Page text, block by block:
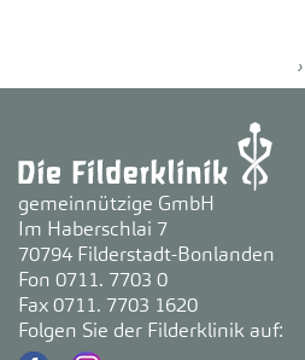
gemeinnützige GmbH
Im Haberschlai 7
70794 Filderstadt-Bonlanden
Fon 0711. 7703 0
Fax 0711. 7703 1620
Folgen Sie der Filderklinik auf: